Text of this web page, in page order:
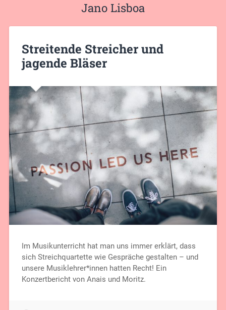
Jano Lisboa
Streitende Streicher und
jagende Bläser
Im Musikunterricht hat man uns immer erklärt, dass
sich Streichquartette wie Gespräche gestalten – und
unsere Musiklehrer*innen hatten Recht! Ein
Konzertbericht von Anais und Moritz.